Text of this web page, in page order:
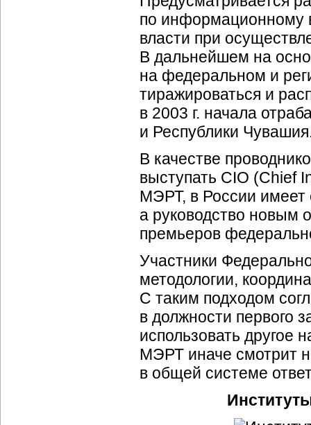
по информационному
власти при
В дальнейшем на
на федеральном и
тиражироваться и
в 2003 г. начала
и Республики
В качестве
выступать CIO (Chief
МЭРТ, в России имеет
а руководство новым
премьеров
Участники
методологии,
С таким подходом
в должности первого
использовать другое
МЭРТ иначе смотрит
в общей системе